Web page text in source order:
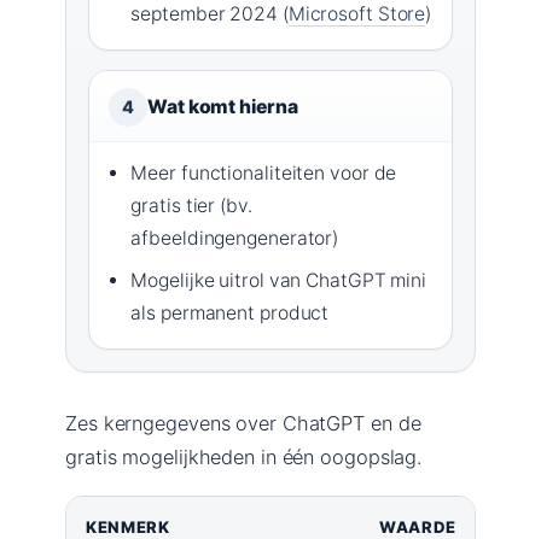
september 2024 (Microsoft Store)
4 Wat komt hierna
Meer functionaliteiten voor de
gratis tier (bv.
afbeeldingengenerator)
Mogelijke uitrol van ChatGPT mini
als permanent product
Zes kerngegevens over ChatGPT en de
gratis mogelijkheden in één oogopslag.
KENMERK WAARDE